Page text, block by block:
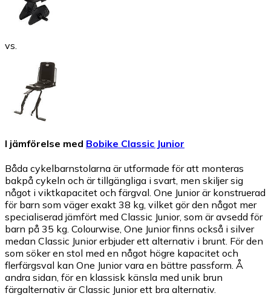
vs.
I jämförelse med Bobike Classic Junior
Båda cykelbarnstolarna är utformade för att monteras
bakpå cykeln och är tillgängliga i svart, men skiljer sig
något i viktkapacitet och färgval. One Junior är konstruerad
för barn som väger exakt 38 kg, vilket gör den något mer
specialiserad jämfört med Classic Junior, som är avsedd för
barn på 35 kg. Colourwise, One Junior finns också i silver
medan Classic Junior erbjuder ett alternativ i brunt. För den
som söker en stol med en något högre kapacitet och
flerfärgsval kan One Junior vara en bättre passform. Å
andra sidan, för en klassisk känsla med unik brun
färgalternativ är Classic Junior ett bra alternativ.